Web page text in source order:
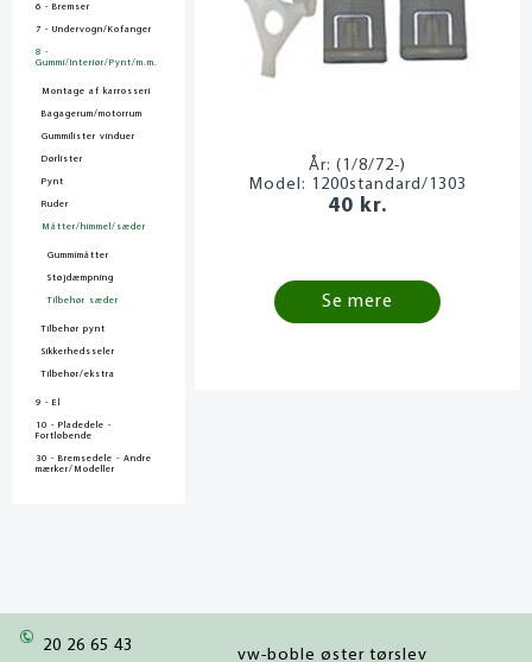
6 - Bremser
7 - Undervogn/Kofanger
8 -
Gummi/Interiør/Pynt/m.m.
Montage af karrosseri
Bagagerum/motorrum
Gummilister vinduer
Dørlister
Pynt
Ruder
Måtter/himmel/sæder
Gummimåtter
Støjdæmpning
Tilbehør sæder
Tilbehør pynt
Sikkerhedsseler
Tilbehør/ekstra
9 - El
10 - Pladedele -
Fortløbende
30 - Bremsedele - Andre
mærker/Modeller
År:(1/8/72-)
Model: 1200standard/1303
40 kr.
Se mere
20 26 65 43
vw-boble øster tørslev